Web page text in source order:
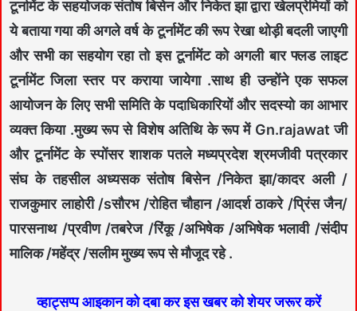
टूर्नामेंट के सहयोजक संतोष बिसेन और निकेत झा द्वारा खेलप्रेमियों को
ये बताया गया की अगले वर्ष के टूर्नामेंट की रूप रेखा थोड़ी बदली जाएगी
और सभी का सहयोग रहा तो इस टूर्नामेंट को अगली बार फ्लड लाइट
टूर्नामेंट जिला स्तर पर कराया जायेगा .साथ ही उन्होंने एक सफल
आयोजन के लिए सभी समिति के पदाधिकारियों और सदस्यो का आभार
व्यक्त किया .मुख्य रूप से विशेष अतिथि के रूप में Gn.rajawat जी
और टूर्नामेंट के स्पोंसर शाशक पतले मध्यप्रदेश श्रमजीवी पत्रकार
संघ के तहसील अध्यसक संतोष बिसेन /निकेत झा/कादर अली /
राजकुमार लाहोरी /sसौरभ /रोहित चौहान /आदर्श ठाकरे /प्रिंस जैन/
पारसनाथ /प्रवीण /तबरेज /रिंकू /अभिषेक /अभिषेक भलावी /संदीप
मालिक /महेंद्र /सलीम मुख्य रूप से मौजूद रहे .
व्हाट्सप्प आइकान को दबा कर इस खबर को शेयर जरूर करें